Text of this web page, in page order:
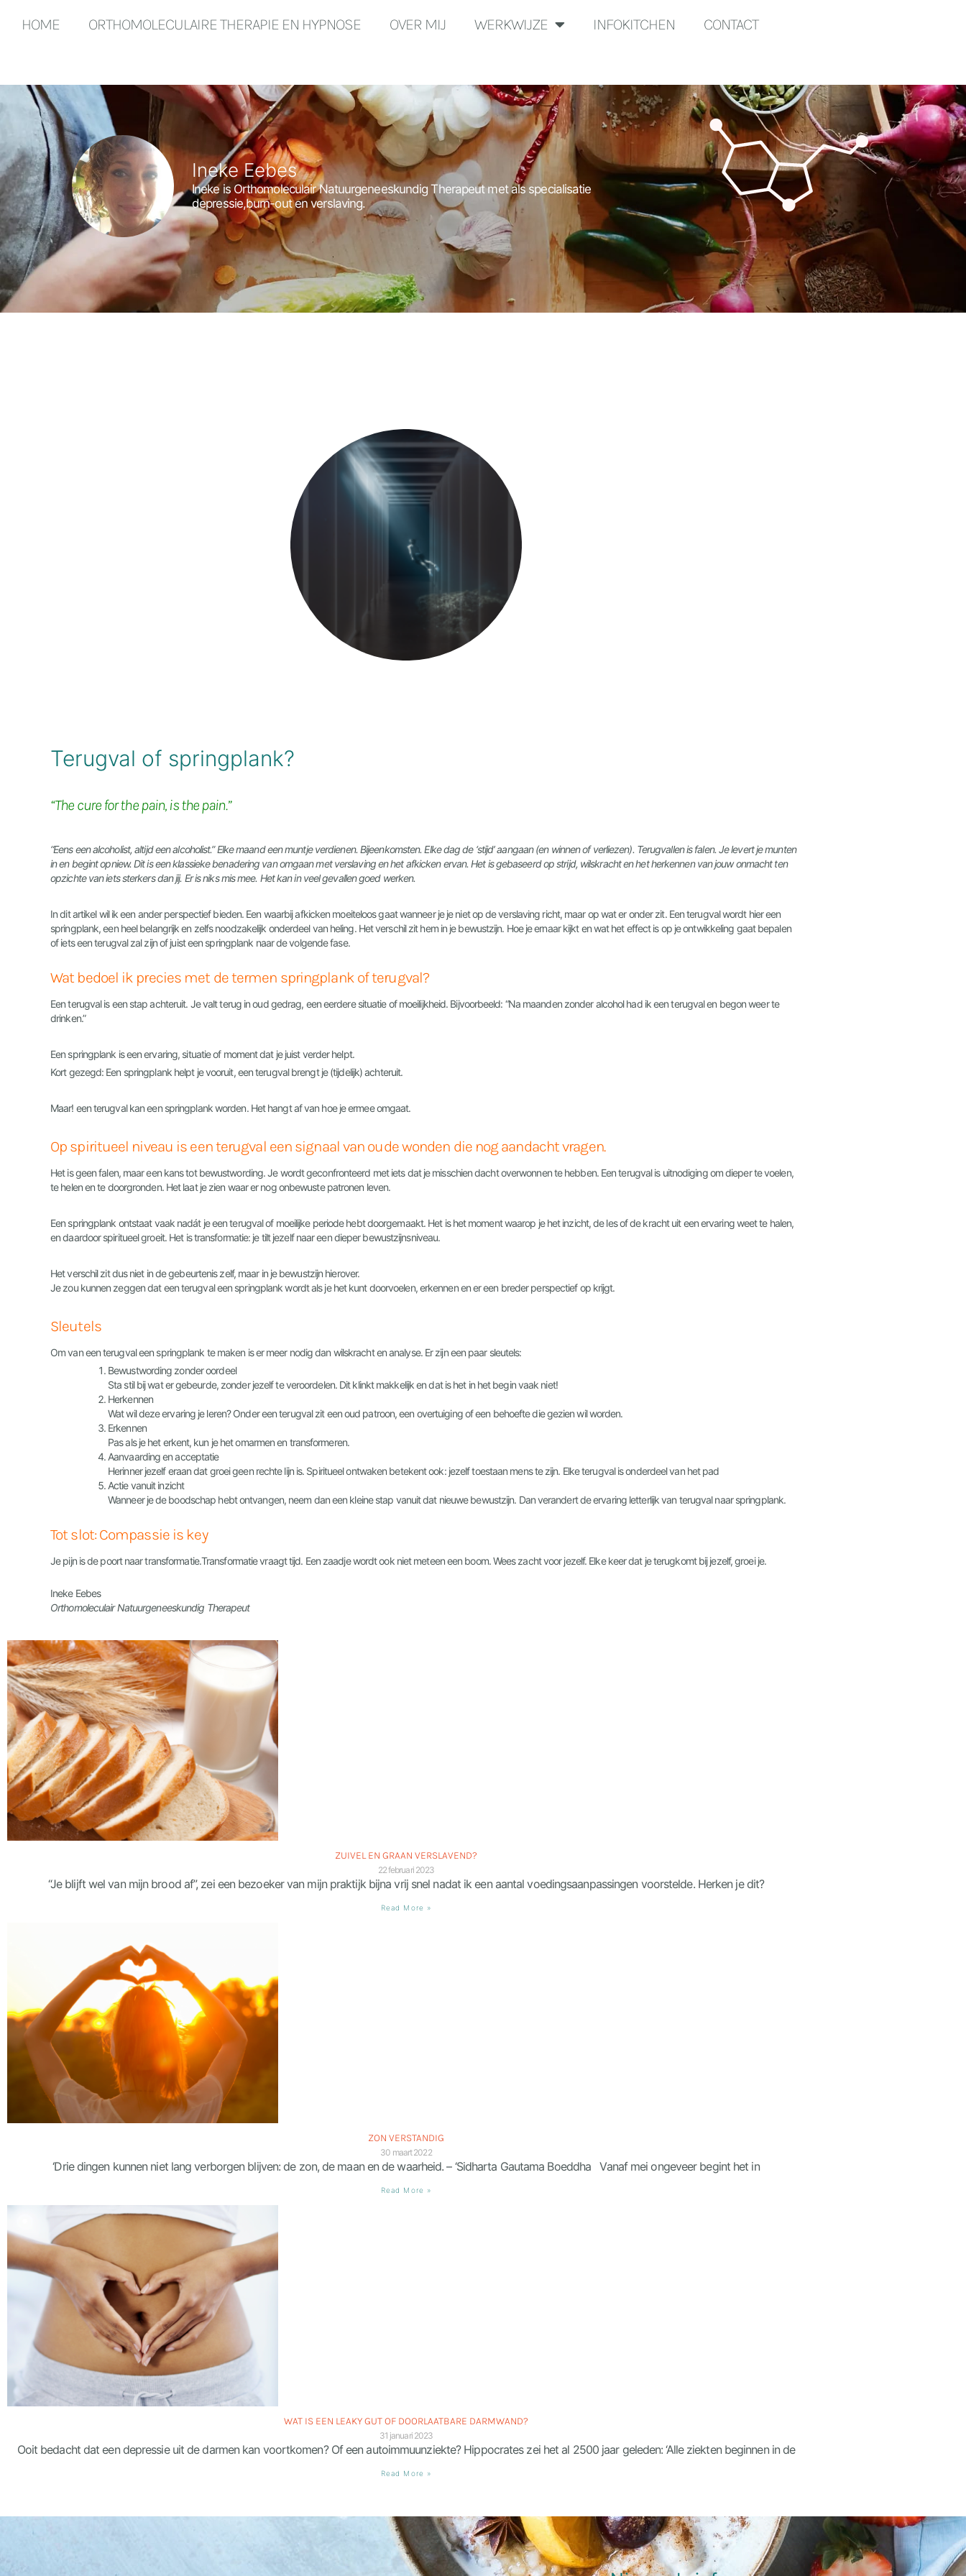
HOME ORTHOMOLECULAIRE THERAPIE EN HYPNOSE OVER MIJ WERKWIJZE INFOKITCHEN CONTACT
Ineke Eebes
Ineke is Orthomoleculair Natuurgeneeskundig Therapeut met als specialisatie
depressie,burn-out en verslaving.
Terugval of springplank?
“The cure for the pain, is the pain.”
“Eens een alcoholist, altijd een alcoholist.” Elke maand een muntje verdienen. Bijeenkomsten. Elke dag de ‘stijd’ aangaan (en winnen of verliezen). Terugvallen is falen. Je levert je munten
in en begint opniew. Dit is een klassieke benadering van omgaan met verslaving en het afkicken ervan. Het is gebaseerd op strijd, wilskracht en het herkennen van jouw onmacht ten
opzichte van iets sterkers dan jij. Er is niks mis mee. Het kan in veel gevallen goed werken.
In dit artikel wil ik een ander perspectief bieden. Een waarbij afkicken moeiteloos gaat wanneer je je niet op de verslaving richt, maar op wat er onder zit. Een terugval wordt hier een
springplank, een heel belangrijk en zelfs noodzakelijk onderdeel van heling. Het verschil zit hem in je bewustzijn. Hoe je ernaar kijkt en wat het effect is op je ontwikkeling gaat bepalen
of iets een terugval zal zijn of juist een springplank naar de volgende fase.
Wat bedoel ik precies met de termen springplank of terugval?
Een terugval is een stap achteruit. Je valt terug in oud gedrag, een eerdere situatie of moeilijkheid. Bijvoorbeeld: “Na maanden zonder alcohol had ik een terugval en begon weer te
drinken.”
Een springplank is een ervaring, situatie of moment dat je juist verder helpt.
Kort gezegd: Een springplank helpt je vooruit, een terugval brengt je (tijdelijk) achteruit.
Maar! een terugval kan een springplank worden. Het hangt af van hoe je ermee omgaat.
Op spiritueel niveau is een terugval een signaal van oude wonden die nog aandacht vragen.
Het is geen falen, maar een kans tot bewustwording. Je wordt geconfronteerd met iets dat je misschien dacht overwonnen te hebben. Een terugval is uitnodiging om dieper te voelen,
te helen en te doorgronden. Het laat je zien waar er nog onbewuste patronen leven.
Een springplank ontstaat vaak nadát je een terugval of moeilijke periode hebt doorgemaakt. Het is het moment waarop je het inzicht, de les of de kracht uit een ervaring weet te halen,
en daardoor spiritueel groeit. Het is transformatie: je tilt jezelf naar een dieper bewustzijnsniveau.
Het verschil zit dus niet in de gebeurtenis zelf, maar in je bewustzijn hierover.
Je zou kunnen zeggen dat een terugval een springplank wordt als je het kunt doorvoelen, erkennen en er een breder perspectief op krijgt.
Sleutels
Om van een terugval een springplank te maken is er meer nodig dan wilskracht en analyse. Er zijn een paar sleutels:
Bewustwording zonder oordeel
Sta stil bij wat er gebeurde, zonder jezelf te veroordelen. Dit klinkt makkelijk en dat is het in het begin vaak niet!
Herkennen
Wat wil deze ervaring je leren? Onder een terugval zit een oud patroon, een overtuiging of een behoefte die gezien wil worden.
Erkennen
Pas als je het erkent, kun je het omarmen en transformeren.
Aanvaarding en acceptatie
Herinner jezelf eraan dat groei geen rechte lijn is. Spiritueel ontwaken betekent ook: jezelf toestaan mens te zijn. Elke terugval is onderdeel van het pad
Actie vanuit inzicht
Wanneer je de boodschap hebt ontvangen, neem dan een kleine stap vanuit dat nieuwe bewustzijn. Dan verandert de ervaring letterlijk van terugval naar springplank.
Tot slot: Compassie is key
Je pijn is de poort naar transformatie.Transformatie vraagt tijd. Een zaadje wordt ook niet meteen een boom. Wees zacht voor jezelf. Elke keer dat je terugkomt bij jezelf, groei je.
Ineke Eebes
Orthomoleculair Natuurgeneeskundig Therapeut
ZUIVEL EN GRAAN VERSLAVEND?
22 februari 2023
“Je blijft wel van mijn brood af”, zei een bezoeker van mijn praktijk bijna vrij snel nadat ik een aantal voedingsaanpassingen voorstelde. Herken je dit?
Read More »
ZON VERSTANDIG
30 maart 2022
‘Drie dingen kunnen niet lang verborgen blijven: de zon, de maan en de waarheid. – ‘Sidharta Gautama Boeddha Vanaf mei ongeveer begint het in
Read More »
WAT IS EEN LEAKY GUT OF DOORLAATBARE DARMWAND?
31 januari 2023
Ooit bedacht dat een depressie uit de darmen kan voortkomen? Of een autoimmuunziekte? Hippocrates zei het al 2500 jaar geleden: ‘Alle ziekten beginnen in de
Read More »